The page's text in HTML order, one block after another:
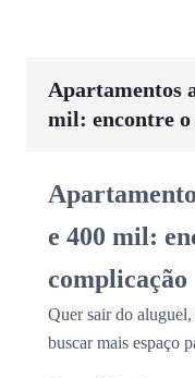
Apartamentos
mil: encontre o
e 400 mil:
complicação
Quer sair do
buscar mais espaço